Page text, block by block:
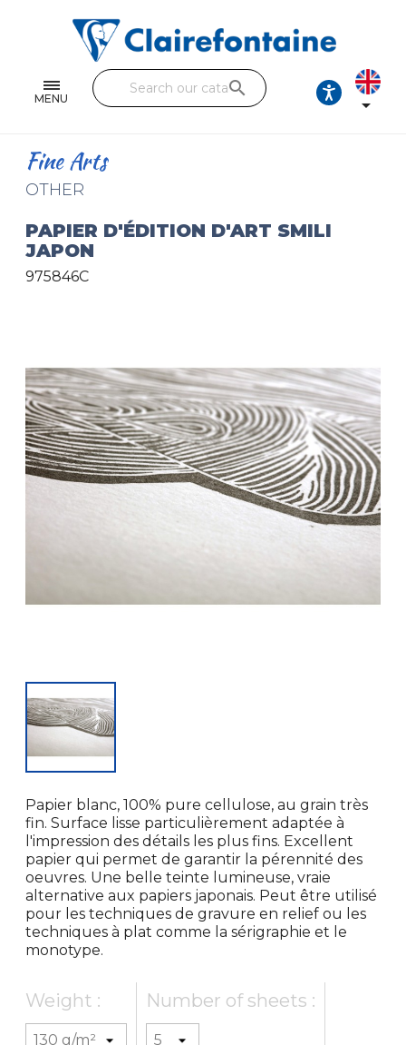
MENU
Single and double sheets
Fine arts
Handicraft
Wrapping papers
Pencil cases & Leather goods
search

Fine Arts
OTHER
PAPIER D'ÉDITION D'ART SMILI
JAPON
975846C
Papier blanc, 100% pure cellulose, au grain très
fin. Surface lisse particulièrement adaptée à
l'impression des détails les plus fins. Excellent
papier qui permet de garantir la pérennité des
oeuvres. Une belle teinte lumineuse, vraie
alternative aux papiers japonais. Peut être utilisé
pour les techniques de gravure en relief ou les
techniques à plat comme la sérigraphie et le
monotype.
Weight : Number of sheets :